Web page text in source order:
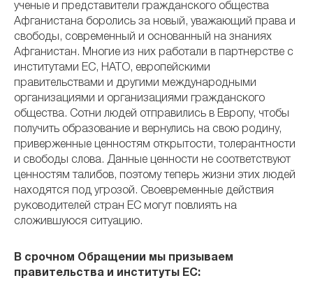
ученые и представители гражданского общества
Афганистана боролись за новый, уважающий права и
свободы, современный и основанный на знаниях
Афганистан. Многие из них работали в партнерстве с
институтами ЕС, НАТО, европейскими
правительствами и другими международными
организациями и организациями гражданского
общества. Сотни людей отправились в Европу, чтобы
получить образование и вернулись на свою родину,
приверженные ценностям открытости, толерантности
и свободы слова. Данные ценности не соответствуют
ценностям талибов, поэтому теперь жизни этих людей
находятся под угрозой. Своевременные действия
руководителей стран ЕС могут повлиять на
сложившуюся ситуацию.
В срочном Обращении мы призываем
правительства и институты ЕС: